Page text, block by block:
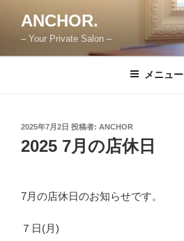
ン
ANCHOR.
– Your Private Salon –
メニュー
投
稿
日:
2025年7月2日 投稿者: ANCHOR
2025 7月の店休日
7月の店休日のお知らせです。
７日(月)